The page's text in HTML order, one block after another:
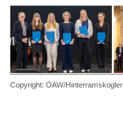
Copyright: ÖAW/Hinterramskogler